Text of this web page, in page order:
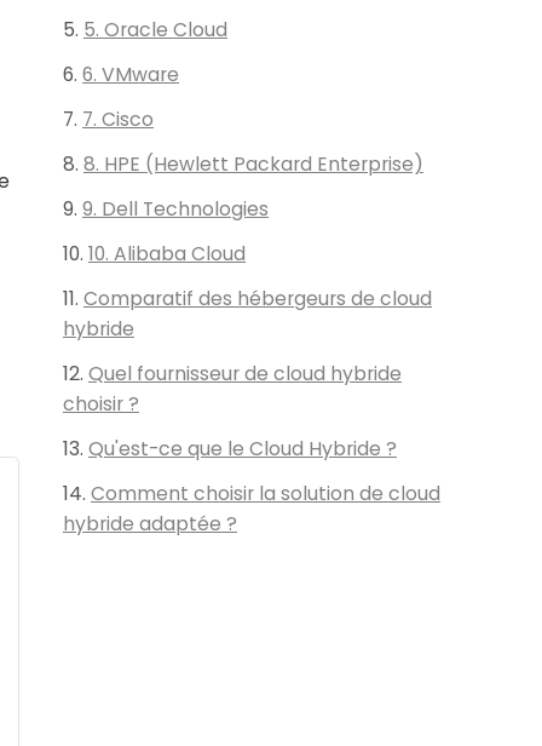
5. Oracle Cloud
6. VMware
7. Cisco
8. HPE (Hewlett Packard Enterprise)
9. Dell Technologies
10. Alibaba Cloud
Comparatif des hébergeurs de cloud
hybride
Quel fournisseur de cloud hybride
choisir ?
Qu'est-ce que le Cloud Hybride ?
Comment choisir la solution de cloud
hybride adaptée ?